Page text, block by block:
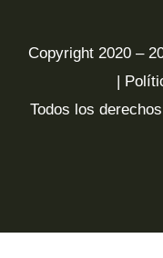
Copyright 2020 –
|
Todos los